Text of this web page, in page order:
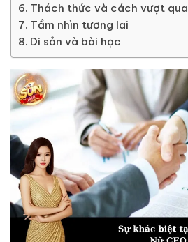
Thách thức và cách vượt qua
Tầm nhìn tương lai
Di sản và bài học